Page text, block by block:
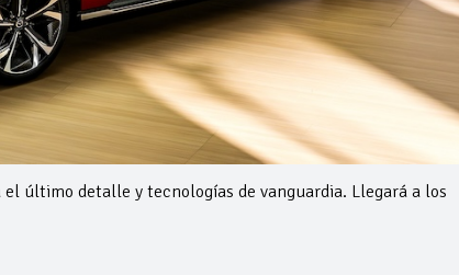
último detalle y tecnologías de vanguardia. Llegará a los